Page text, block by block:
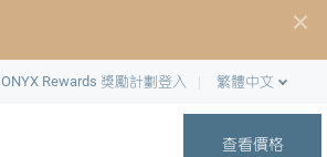
ONYX Rewards 獎勵計劃登入 繁體中文
查看價格